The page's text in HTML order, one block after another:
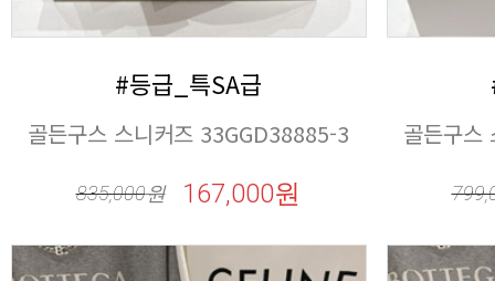
#등급_특SA급
골든구스 스니커즈 33GGD38885-3
835,000원 167,000원
골든구스